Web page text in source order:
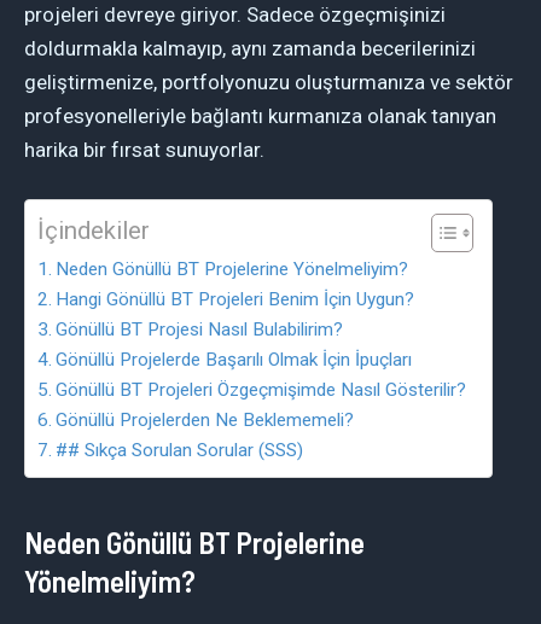
projeleri devreye giriyor. Sadece özgeçmişinizi
doldurmakla kalmayıp, aynı zamanda becerilerinizi
geliştirmenize, portfolyonuzu oluşturmanıza ve sektör
profesyonelleriyle bağlantı kurmanıza olanak tanıyan
harika bir fırsat sunuyorlar.
İçindekiler
Neden Gönüllü BT Projelerine Yönelmeliyim?
Hangi Gönüllü BT Projeleri Benim İçin Uygun?
Gönüllü BT Projesi Nasıl Bulabilirim?
Gönüllü Projelerde Başarılı Olmak İçin İpuçları
Gönüllü BT Projeleri Özgeçmişimde Nasıl Gösterilir?
Gönüllü Projelerden Ne Beklememeli?
## Sıkça Sorulan Sorular (SSS)
Neden Gönüllü BT Projelerine
Yönelmeliyim?